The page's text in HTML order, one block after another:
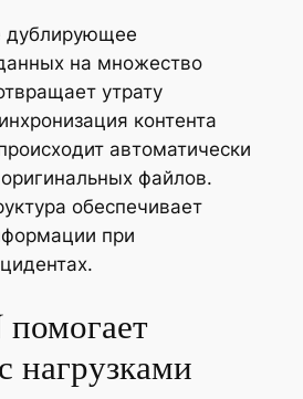
дублирующее
на множество
утрату
контента
автоматически
файлов.
обеспечивает
при
нагрузками